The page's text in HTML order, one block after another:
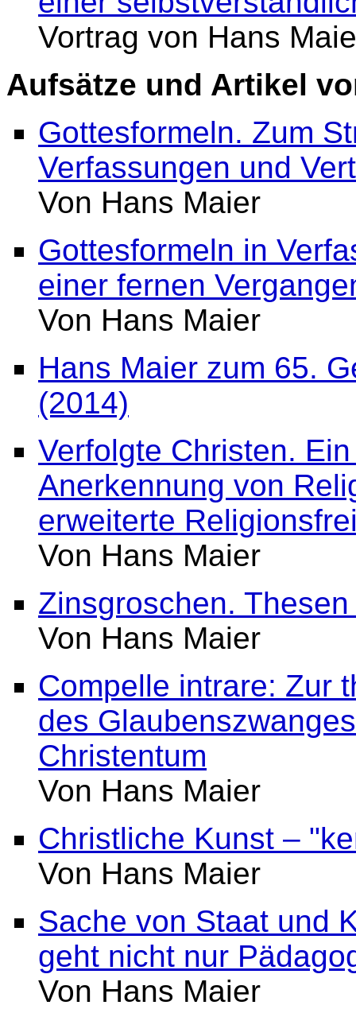
Vortrag von Hans
Aufsätze und Artikel
Gottesformeln. Zum
Verfassungen und
Von Hans Maier
Gottesformeln in
einer fernen
Von Hans Maier
Hans Maier zum 65.
(2014)
Verfolgte Christen.
Anerkennung von
erweiterte
Von Hans Maier
Zinsgroschen.
Von Hans Maier
Compelle intrare: Zur
des
Christentum
Von Hans Maier
Christliche Kunst –
Von Hans Maier
Sache von Staat und
geht nicht nur
Von Hans Maier